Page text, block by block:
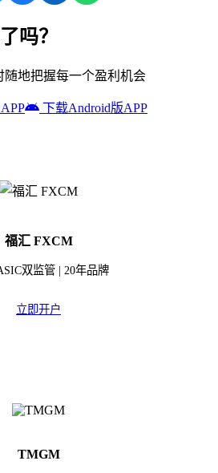
吗？
随地把握每一个盈利机会
下载Android版APP
福汇 FXCM
双监管 | 20年品牌
立即开户
TMGM